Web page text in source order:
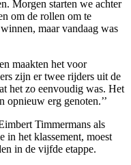
Morgen starten we achter
om de rollen om te
maar vandaag was
maakten het voor
zijn er twee rijders uit de
het zo eenvoudig was. Het
opnieuw erg genoten.’’
Timmermans als
in het klassement, moest
in de vijfde etappe.